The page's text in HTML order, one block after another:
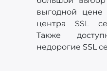
выгодной цене
центра SSL
Также
недорогие SSL